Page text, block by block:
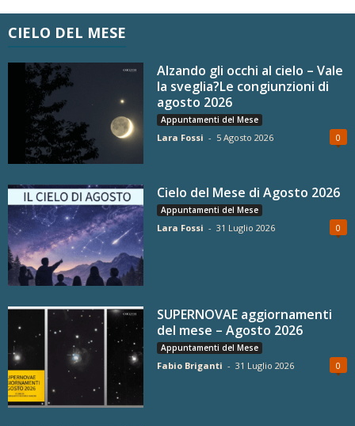
CIELO DEL MESE
Alzando gli occhi al cielo – Vale
la sveglia?Le congiunzioni di
agosto 2026
Appuntamenti del Mese
Lara Fossi - 5 Agosto 2026 0
Cielo del Mese di Agosto 2026
Appuntamenti del Mese
Lara Fossi - 31 Luglio 2026 0
SUPERNOVAE aggiornamenti
del mese – Agosto 2026
Appuntamenti del Mese
Fabio Briganti - 31 Luglio 2026 0